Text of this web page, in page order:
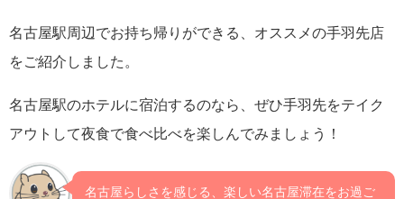
名古屋駅周辺でお持ち帰りができる、オススメの手羽先店
をご紹介しました。
名古屋駅のホテルに宿泊するのなら、ぜひ手羽先をテイク
アウトして夜食で食べ比べを楽しんでみましょう！
名古屋らしさを感じる、楽しい名古屋滞在をお過ご